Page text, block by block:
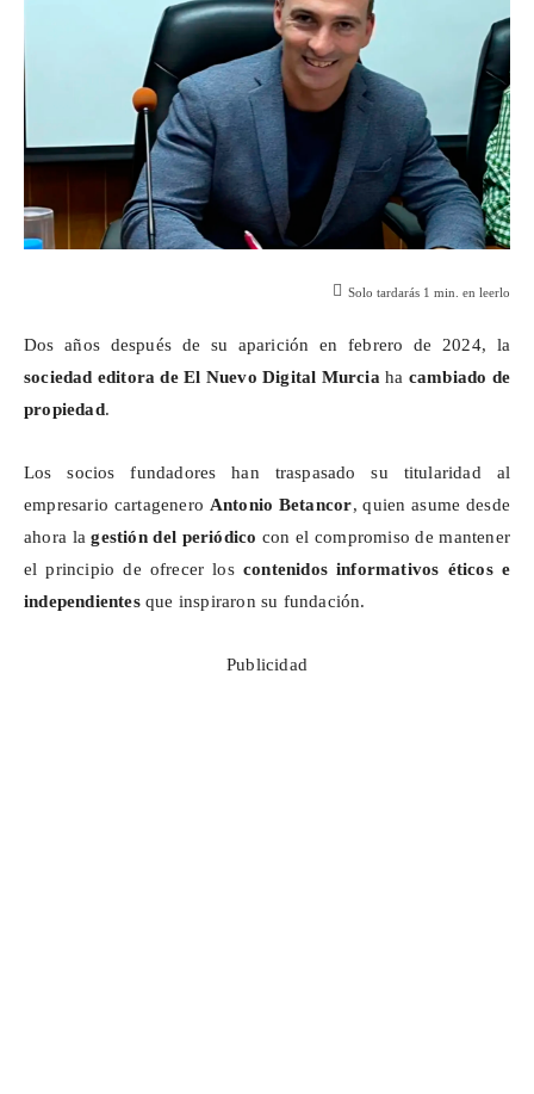
Solo tardarás 1 min. en leerlo
Dos años después de su aparición en febrero de 2024, la
sociedad editora de El Nuevo Digital Murcia ha cambiado de
propiedad.
Los socios fundadores han traspasado su titularidad al
empresario cartagenero Antonio Betancor, quien asume desde
ahora lagestión del periódico con el compromiso de mantener
el principio de ofrecer los contenidos informativos éticos e
independientesque inspiraron su fundación.
Publicidad